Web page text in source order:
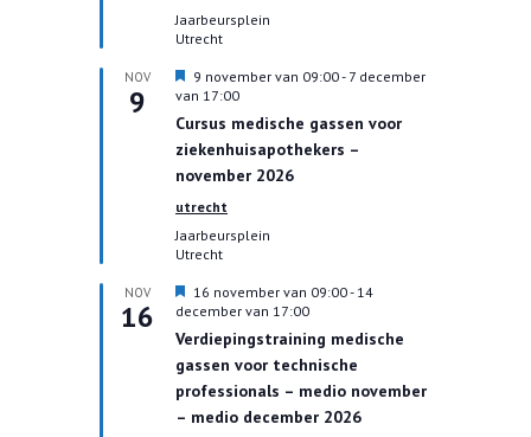
t
Jaarbeursplein
Utrecht
NOV
9
U
i
g
e
l
c
t
9 november van 09:00- 7 december
van 17:00
Cursus medische gassen voor
ziekenhuisapothekers –
november 2026
utrecht
Jaarbeursplein
Utrecht
NOV
16
U
i
g
e
l
c
16 november van 09:00- 14
december van 17:00
Verdiepingstraining medische
gassen voor technische
professionals – medio november
– medio december 2026